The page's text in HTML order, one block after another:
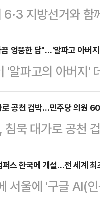
묻는 취재진의 질
라며 "당과 대통
회를 줘야 한다는
재보궐선거 전체
하지 않는…
6·3 지방선거와
재 전 강원지사,
인을 공천하기로
리핑을 열고 비공
은 "지난 총선 초
다 선당후사를 실
을 지낸 중량감
도감있게…
엉뚱한 답"…'알파고 아버
'알파고의 아버지'
자(CEO)와 만나
통령은 27일 오
심이 많고 국가적
이 되는 방향으로
으로 갈지 알 수
제를 말씀해 주
로 공천 겁박…민주당 의원
묵 대가로 공천
용 전 민주연구원
천을 주장한 더불
묵을 대가로 공천
열린 최고위원회
스 한국에 개설…전 세계 최
서울에 '구글 AI(
서 처음으로 문을